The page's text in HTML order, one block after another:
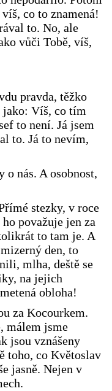
co to znamená!
to. No, ale
vůči Tobě, víš,
pravda, těžko
jako: Víš, co tím
to není. Já jsem
to. Já to nevím,
o nás. A osobnost,
stezky, v roce
považuje jen za
to tam je. A
den, to
mlha, deště se
na jejich
obloha!
za Kocourkem.
málem jsme
jsou vznášeny
toho, co Květoslav
jasně. Nejen v